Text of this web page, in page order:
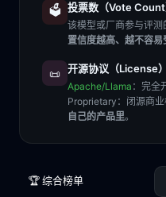
🗳️ 投票数（Vote Count
该模型或厂商参与评
置信度越高、越不容
📜 开源协议（License）
Apache/Llama ：完全
Proprietary ：闭源商业
自己的产品里。
🏆 综合榜单